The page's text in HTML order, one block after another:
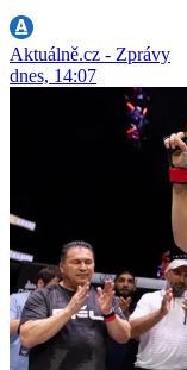
Aktuálně.cz - Zprávy
dnes, 14:07